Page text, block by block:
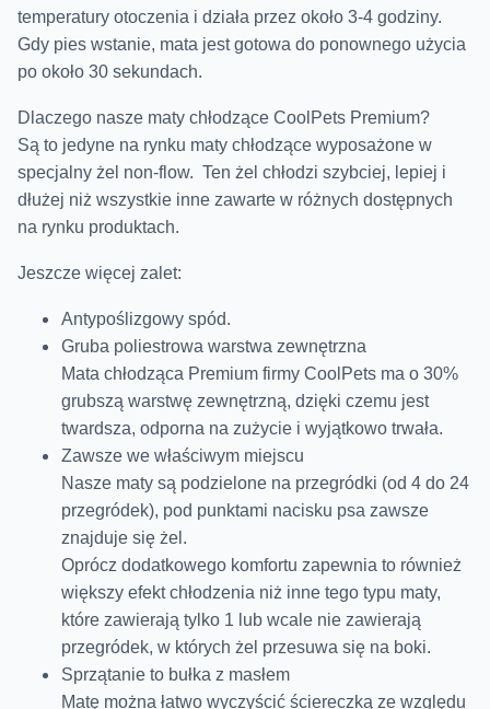
temperatury otoczenia i działa przez około 3-4 godziny.
Gdy pies wstanie, mata jest gotowa do ponownego użycia
po około 30 sekundach.
Dlaczego nasze maty chłodzące CoolPets Premium?
Są to jedyne na rynku maty chłodzące wyposażone w
specjalny żel non-flow. Ten żel chłodzi szybciej, lepiej i
dłużej niż wszystkie inne zawarte w różnych dostępnych
na rynku produktach.
Jeszcze więcej zalet:
Antypoślizgowy spód.
Gruba poliestrowa warstwa zewnętrzna
Mata chłodząca Premium firmy CoolPets ma o 30%
grubszą warstwę zewnętrzną, dzięki czemu jest
twardsza, odporna na zużycie i wyjątkowo trwała.
Zawsze we właściwym miejscu
Nasze maty są podzielone na przegródki (od 4 do 24
przegródek), pod punktami nacisku psa zawsze
znajduje się żel.
Oprócz dodatkowego komfortu zapewnia to również
większy efekt chłodzenia niż inne tego typu maty,
które zawierają tylko 1 lub wcale nie zawierają
przegródek, w których żel przesuwa się na boki.
Sprzątanie to bułka z masłem
Matę można łatwo wyczyścić ściereczką ze względu